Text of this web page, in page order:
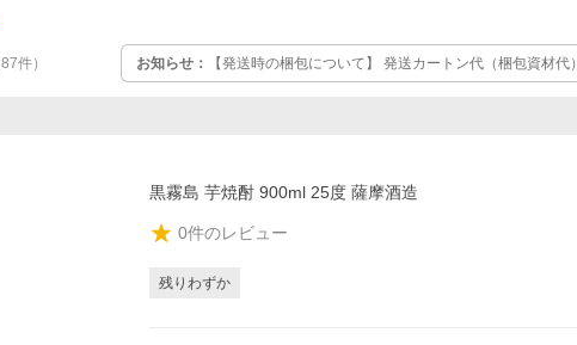
87件） お知らせ：
【発送時の梱包について】 発送カートン代（梱包資材
ル”の簡易梱包で【無料】です。ご贈答などのご利用は“ギフトカー
黒霧島 芋焼酎 900ml 25度 薩摩酒造
0件のレビュー
残りわずか